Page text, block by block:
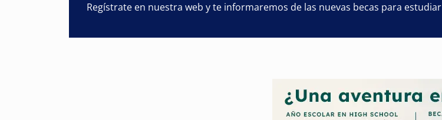
Regístrate en nuestra web y te informaremos de las nuevas becas para estudiar